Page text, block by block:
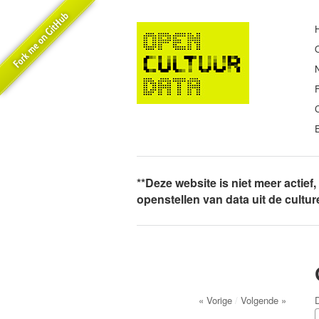
**Deze website is niet meer
openstellen van data uit de
« Vorige / Volgende »